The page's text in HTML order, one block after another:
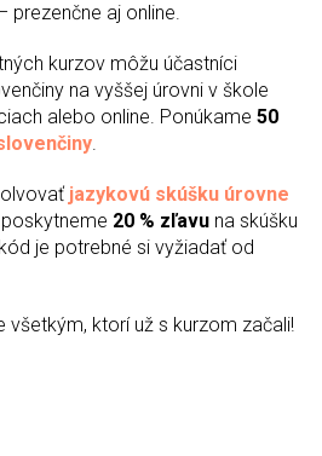
prezenčne aj online.
kurzov môžu účastníci
na vyššej úrovni v škole
alebo online. Ponúkame 50
.
jazykovú skúšku úrovne
20 % zľavu na skúšku
je potrebné si vyžiadať od
všetkým, ktorí už s kurzom začali!